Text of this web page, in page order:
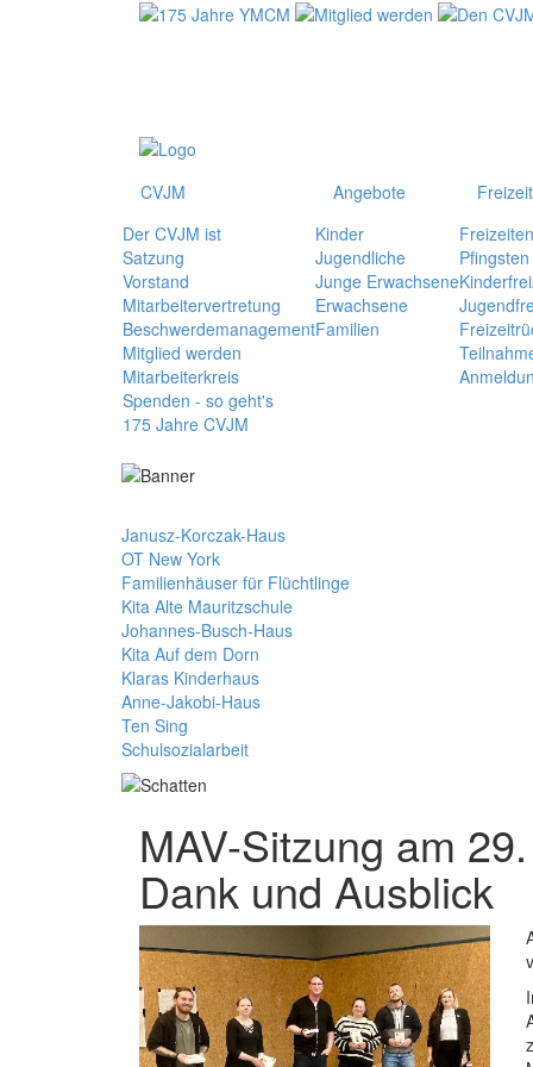
CVJM
Der CVJM ist
Satzung
Vorstand
Mitarbeitervertretung
Beschwerdemanagement
Mitglied werden
Mitarbeiterkreis
Spenden - so geht's
175 Jahre CVJM
Angebote
Kinder
Jugendliche
Junge Erwachsene
Erwachsene
Familien
Pfingsten
Janusz-Korczak-Haus
OT New York
Familienhäuser für Flüchtlinge
Kita Alte Mauritzschule
Johannes-Busch-Haus
Kita Auf dem Dorn
Klaras Kinderhaus
Anne-Jakobi-Haus
Ten Sing
Schulsozialarbeit
MAV-Sitzung am
Dank und Ausblick